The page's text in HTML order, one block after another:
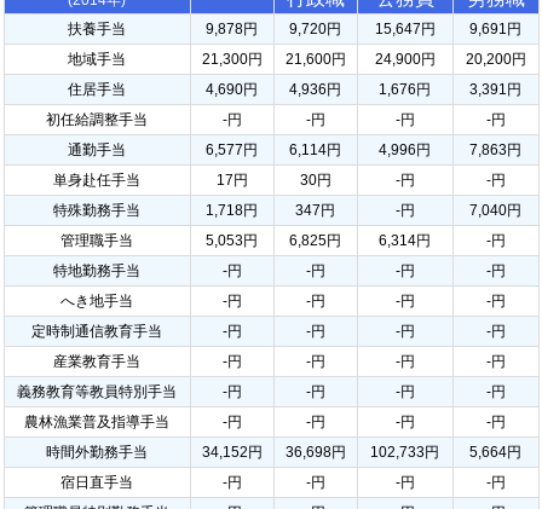
扶養手当 9,878円 9,720円 15,647円
9,691円
地域手当
21,300円 21,600円 24,900円
20,200円
住居手当
4,690円 4,936円 1,676円
3,391円
初任給調整手当
-円 -円 -円
-円
通勤手当
6,577円 6,114円 4,996円
7,863円
単身赴任手当
17円 30円 -円
-円
特殊勤務手当
1,718円 347円 -円
7,040円
管理職手当
5,053円 6,825円 6,314円
-円
特地勤務手当
-円 -円 -円
-円
へき地手当
-円 -円 -円
-円
定時制通信教育手当
-円 -円 -円
-円
産業教育手当
-円 -円 -円
-円
義務教育等教員特別手当
-円 -円 -円
-円
農林漁業普及指導手当
-円 -円 -円
-円
時間外勤務手当
34,152円 36,698円 102,733円
5,664円
宿日直手当
-円 -円 -円
-円